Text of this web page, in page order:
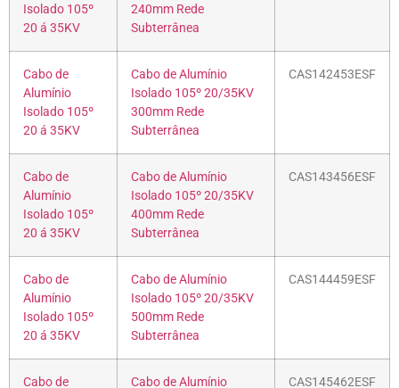
Isolado 105º
20 á 35KV
240mm Rede
Subterrânea
Cabo de
Alumínio
Isolado 105º
20 á 35KV
Cabo de Alumínio
Isolado 105º 20/35KV
300mm Rede
Subterrânea
CAS142453ESF
Cabo de
Alumínio
Isolado 105º
20 á 35KV
Cabo de Alumínio
Isolado 105º 20/35KV
400mm Rede
Subterrânea
CAS143456ESF
Cabo de
Alumínio
Isolado 105º
20 á 35KV
Cabo de Alumínio
Isolado 105º 20/35KV
500mm Rede
Subterrânea
CAS144459ESF
Cabo de Cabo de Alumínio CAS145462ESF